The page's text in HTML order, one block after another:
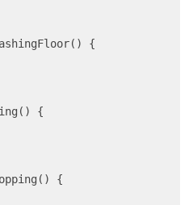
{
{
{